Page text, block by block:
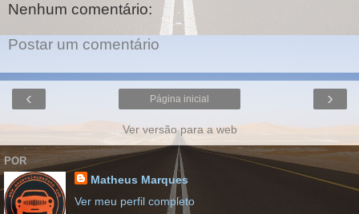
Nenhum comentário:
Postar um comentário
‹ ›
Página inicial
Ver versão para a web
POR
Matheus Marques
Ver meu perfil completo